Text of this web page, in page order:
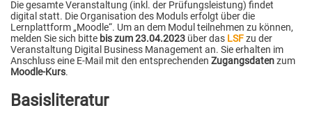
Die gesamte Veranstaltung (inkl. der Prüfungsleistung) findet
digital statt. Die Organisation des Moduls erfolgt über die
Lernplattform „Moodle“. Um an dem Modul teilnehmen zu können,
melden Sie sich bitte bis zum 23.04.2023 über das LSFzu der
Veranstaltung Digital Business Management an. Sie erhalten im
Anschluss eine E-Mail mit den entsprechenden Zugangsdatenzum
Moodle-Kurs.
Basisliteratur